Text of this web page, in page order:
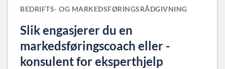
BEDRIFTS- OG MARKEDSFØRINGSRÅDGIVNING
Slik engasjerer du en
markedsføringscoach eller -
konsulent for eksperthjelp